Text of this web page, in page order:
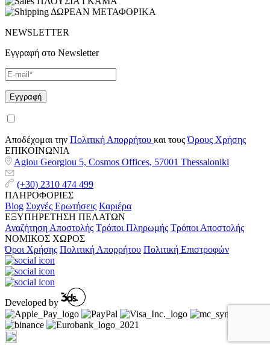
ΔΩΡΕΑΝ ΜΕΤΑΦΟΡΙΚΑ
NEWSLETTER
Εγγραφή στο Newsletter
Αποδέχομαι την Πολιτική Απορρήτου και τουςΌρους Χρήσης
ΕΠΙΚΟΙΝΩΝΙΑ
Agiou Georgiou 5, Cosmos Offices, 57001 Thessaloniki
(+30) 2310 474 499
ΠΛΗΡΟΦΟΡΙΕΣ
Blog Συχνές Ερωτήσεις Καριέρα
ΕΞΥΠΗΡΕΤΗΣΗ ΠΕΛΑΤΩΝ
Αναζήτηση Αποστολής Τρόποι Πληρωμής Τρόποι Αποστολής
ΝΟΜΙΚΟΣ ΧΩΡΟΣ
Όροι Χρήσης Πολιτική Απορρήτου Πολιτική Επιστροφών
Developed by